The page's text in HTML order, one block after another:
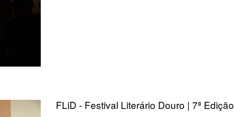
FLiD - Festival Literário Douro | 7ª Edição